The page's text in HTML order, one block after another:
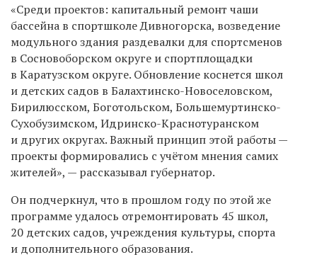
«Среди проектов: капитальный ремонт чаши
бассейна в спортшколе Дивногорска, возведение
модульного здания раздевалки для спортсменов
в Сосновоборском округе и спортплощадки
в Каратузском округе. Обновление коснется школ
и детских садов в Балахтинско-Новоселовском,
Бирилюсском, Боготольском, Большемуртинско-
Сухобузимском, Идринско-Краснотуранском
и других округах. Важный принцип этой работы —
проекты формировались с учётом мнения самих
жителей», — рассказывал губернатор.
Он подчеркнул, что в прошлом году по этой же
программе удалось отремонтировать 45 школ,
20 детских садов, учреждения культуры, спорта
и дополнительного образования.